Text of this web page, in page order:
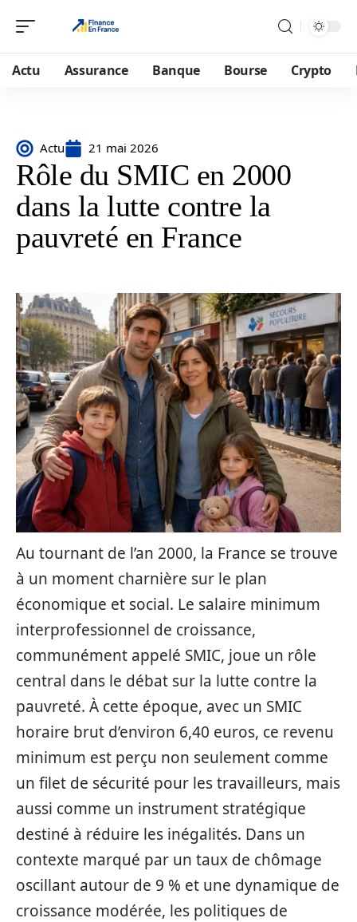
Actu Assurance Banque Bourse Crypto
Actu 21 mai 2026
Rôle du SMIC en 2000
dans la lutte contre la
pauvreté en France
Au tournant de l’an 2000, la France se trouve
à un moment charnière sur le plan
économique et social. Le salaire minimum
interprofessionnel de croissance,
communément appelé SMIC, joue un rôle
central dans le débat sur la lutte contre la
pauvreté. À cette époque, avec un SMIC
horaire brut d’environ 6,40 euros, ce revenu
minimum est perçu non seulement comme
un filet de sécurité pour les travailleurs, mais
aussi comme un instrument stratégique
destiné à réduire les inégalités. Dans un
contexte marqué par un taux de chômage
oscillant autour de 9 % et une dynamique de
croissance modérée, les politiques de